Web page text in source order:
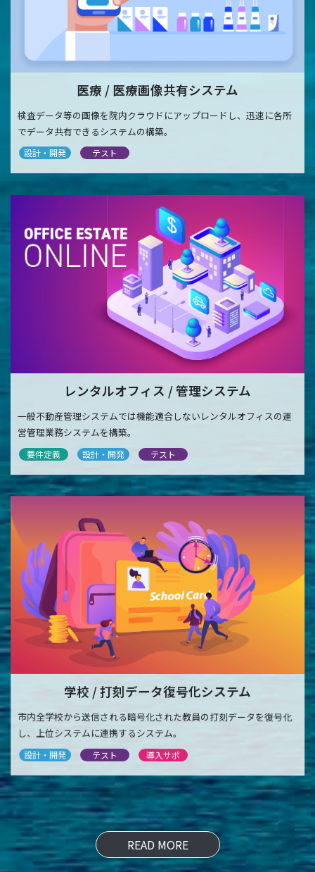
医療 / 医療画像共有システム
検査データ等の画像を院内クラウドにアップロードし、迅速に各所
でデータ共有できるシステムの構築。
設計・開発 テスト
レンタルオフィス / 管理システム
一般不動産管理システムでは機能適合しないレンタルオフィスの運
営管理業務システムを構築。
要件定義 設計・開発 テスト
学校 / 打刻データ復号化システム
市内全学校から送信される暗号化された教員の打刻データを復号化
し、上位システムに連携するシステム。
設計・開発 テスト 導入サポ
READ MORE